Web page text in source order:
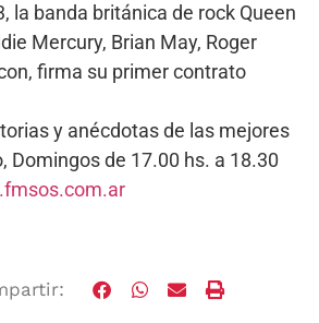
la banda británica de rock Queen
Mercury, Brian May, Roger
firma su primer contrato
y anécdotas de las mejores
Domingos de 17.00 hs. a 18.30